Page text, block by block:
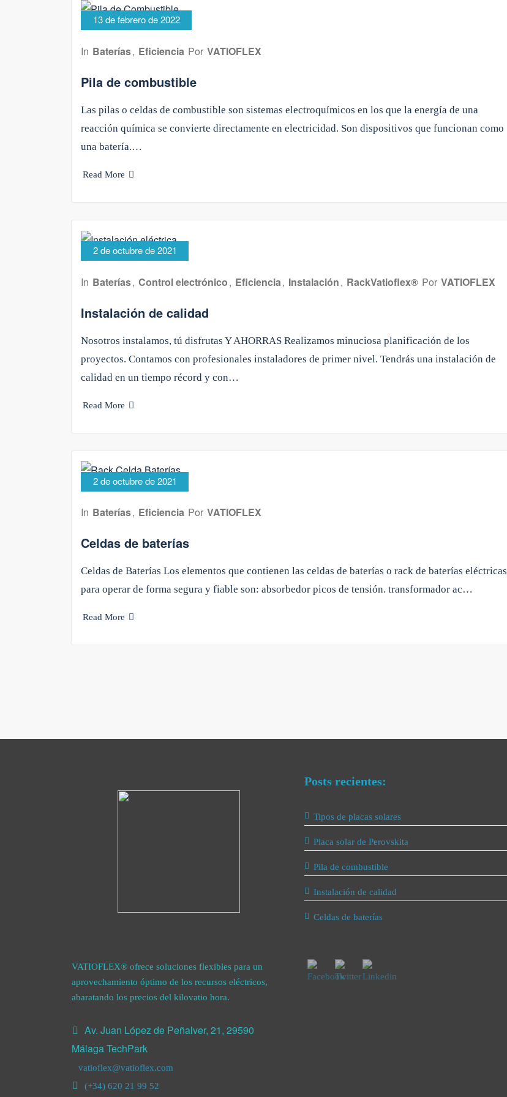
13 de febrero de 2022
In Baterías, Eficiencia Por VATIOFLEX
Pila de combustible
Las pilas o celdas de combustible son sistemas electroquímicos en los que la energía de una
reacción química se convierte directamente en electricidad. Son dispositivos que funcionan como
una batería.…
Read More
2 de octubre de 2021
In Baterías, Control electrónico, Eficiencia, Instalación, RackVatioflex® Por VATIOFLEX
Instalación de calidad
Nosotros instalamos, tú disfrutas Y AHORRAS Realizamos minuciosa planificación de los
proyectos. Contamos con profesionales instaladores de primer nivel. Tendrás una instalación de
calidad en un tiempo récord y con…
Read More
2 de octubre de 2021
In Baterías, Eficiencia Por VATIOFLEX
Celdas de baterías
Celdas de Baterías Los elementos que contienen las celdas de baterías o rack de baterías eléctricas
para operar de forma segura y fiable son: absorbedor picos de tensión. transformador ac…
Read More
VATIOFLEX® ofrece soluciones flexibles para un
aprovechamiento óptimo de los recursos eléctricos,
abaratando los precios del kilovatio hora.
Av. Juan López de Peñalver, 21, 29590
Málaga TechPark
vatioflex@vatioflex.com
(+34) 620 21 99 52
Posts recientes:
Tipos de placas solares
Placa solar de Perovskita
Pila de combustible
Instalación de calidad
Celdas de baterías